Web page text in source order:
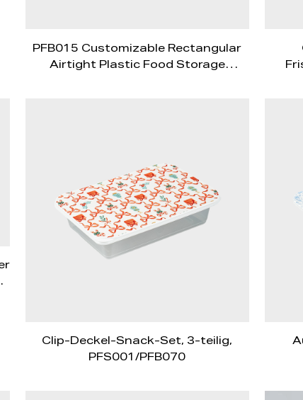
PFB015 Customizable Rectangular
Airtight Plastic Food Storage
Clip-Deckel-Snack-Set, 3-teilig,
PFS001/PFB070